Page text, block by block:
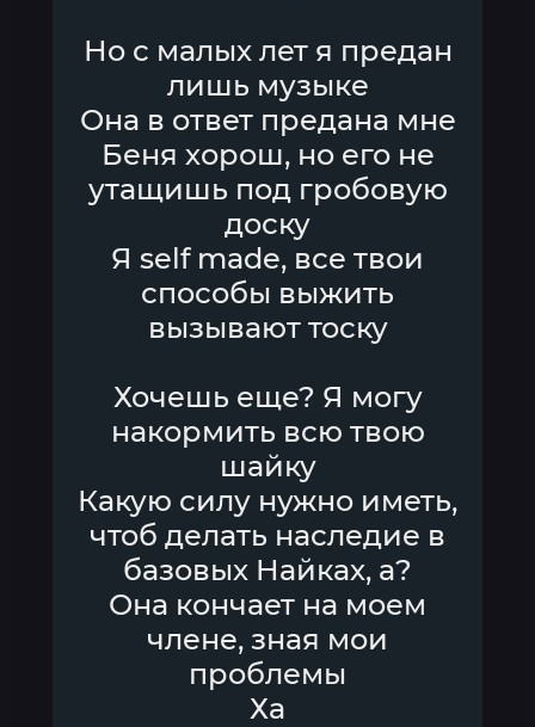
Но с малых лет я предан
лишь музыке
Она в ответ предана мне
Беня хорош, но его не
утащишь под гробовую
доску
Я self made, все твои
способы выжить
вызывают тоску
Хочешь еще? Я могу
накормить всю твою
шайку
Какую силу нужно иметь,
чтоб делать наследие в
базовых Найках, а?
Она кончает на моем
члене, зная мои
проблемы
Ха